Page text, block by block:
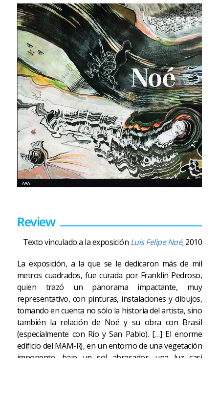
Review
Texto vinculado a la exposición Luis Felipe Noé,2010
La exposición, a la que se le dedicaron más de mil
metros cuadrados, fue curada por Franklin Pedroso,
quien trazó un panorama impactante, muy
representativo, con pinturas, instalaciones y dibujos,
tomando en cuenta no sólo la historia del artista, sino
también la relación de Noé y su obra con Brasil
(especialmente con Río y San Pablo). […] El enorme
edificio del MAM-RJ, en un entorno de una vegetación
imponente, bajo un sol abrasador, una luz casi